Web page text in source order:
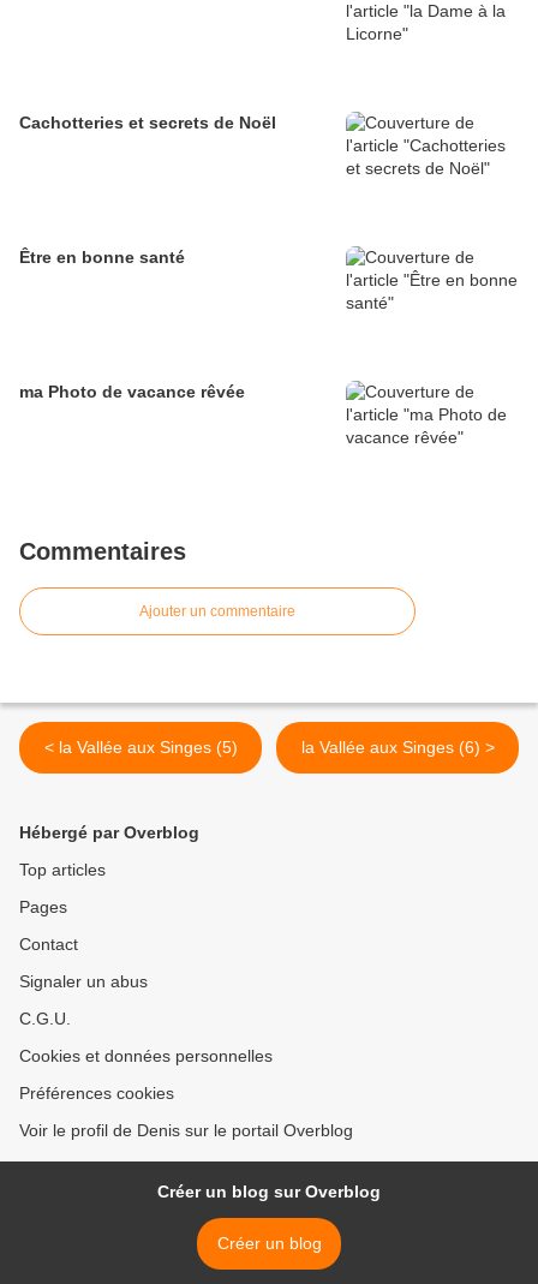
Cachotteries et secrets de Noël
Être en bonne santé
ma Photo de vacance rêvée
Commentaires
Ajouter un commentaire
< la Vallée aux Singes (5) la Vallée aux Singes (6) >
Hébergé par Overblog
Top articles
Pages
Contact
Signaler un abus
C.G.U.
Cookies et données personnelles
Préférences cookies
Voir le profil de Denis sur le portail Overblog
Créer un blog sur Overblog
Créer un blog